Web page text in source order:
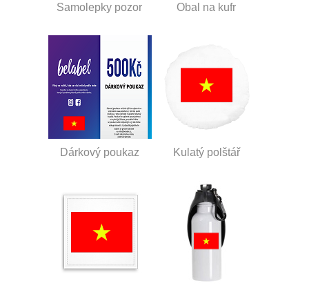
Samolepky pozor Obal na kufr
Dárkový poukaz Kulatý polštář